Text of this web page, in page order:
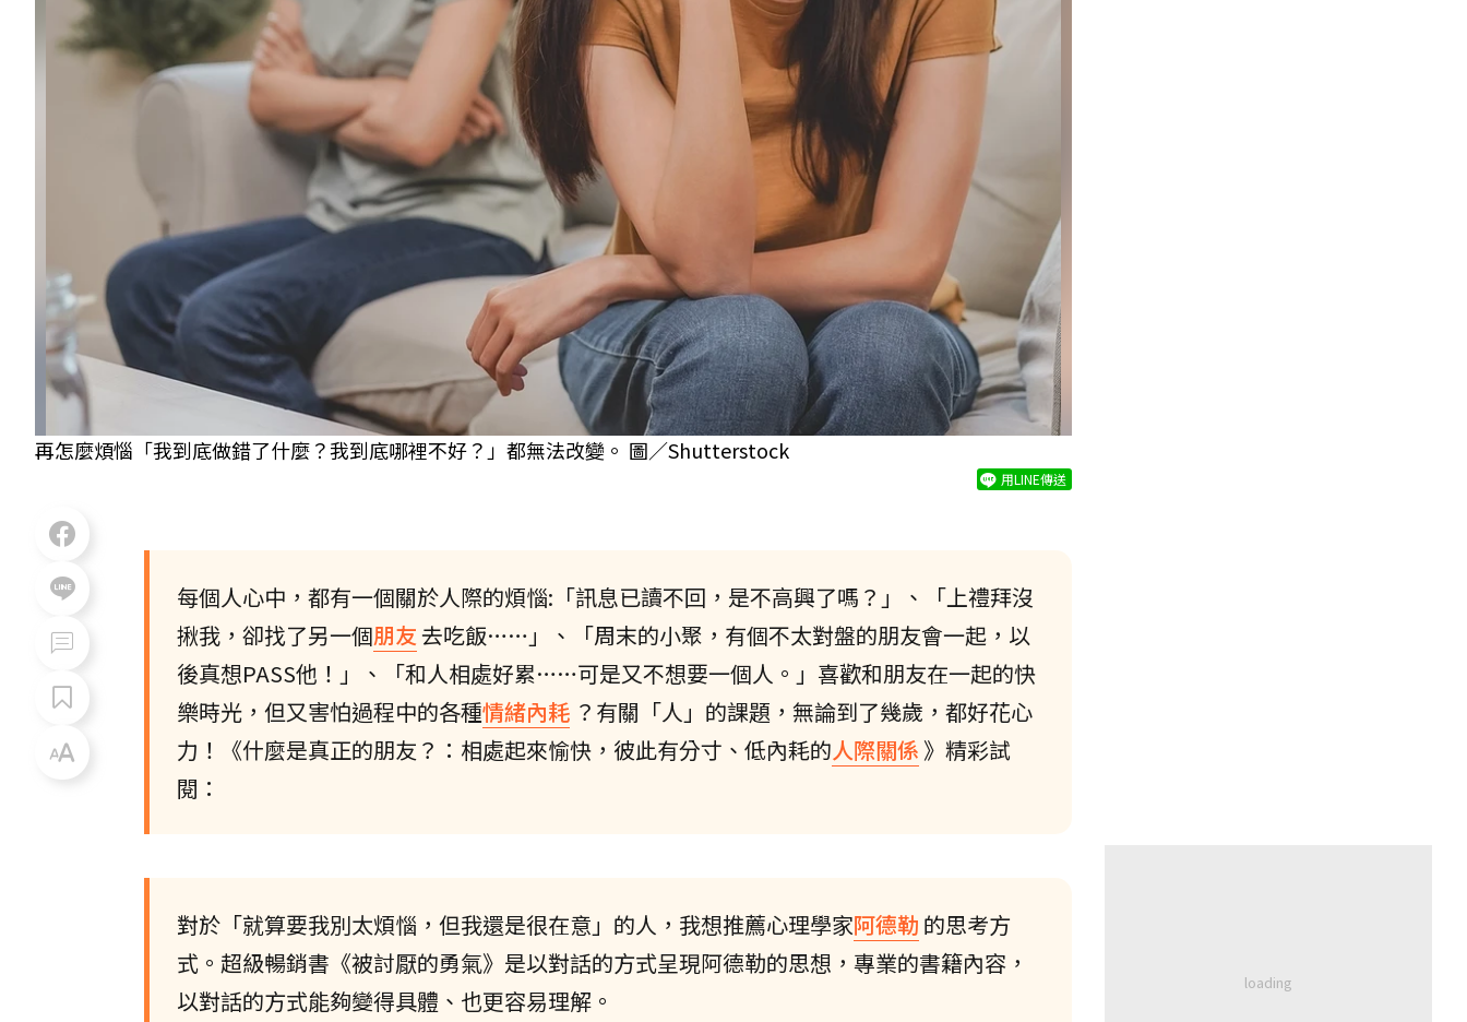
再怎麼煩惱「我到底做錯了什麼？我到底哪裡不好？」都無法改變。 圖／Shutterstock
用LINE傳送
每個人心中，都有一個關於人際的煩惱:「訊息已讀不回，是不高興了嗎？」、「上禮拜沒
揪我，卻找了另一個朋友去吃飯……」、「周末的小聚，有個不太對盤的朋友會一起，以
後真想PASS他！」、「和人相處好累……可是又不想要一個人。」喜歡和朋友在一起的快
樂時光，但又害怕過程中的各種情緒內耗 ？有關「人」的課題，無論到了幾歲，都好花心
力！《什麼是真正的朋友？：相處起來愉快，彼此有分寸、低內耗的人際關係 》精彩試
閱：
對於「就算要我別太煩惱，但我還是很在意」的人，我想推薦心理學家阿德勒 的思考方
式。超級暢銷書《被討厭的勇氣》是以對話的方式呈現阿德勒的思想，專業的書籍內容，
以對話的方式能夠變得具體、也更容易理解。